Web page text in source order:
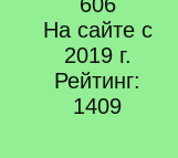
На сайте с
2019 г.
Рейтинг:
1409